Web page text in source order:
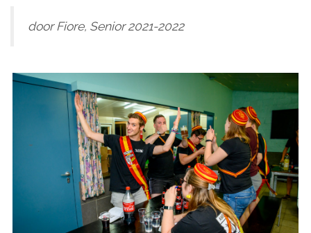
door Fiore, Senior 2021-2022